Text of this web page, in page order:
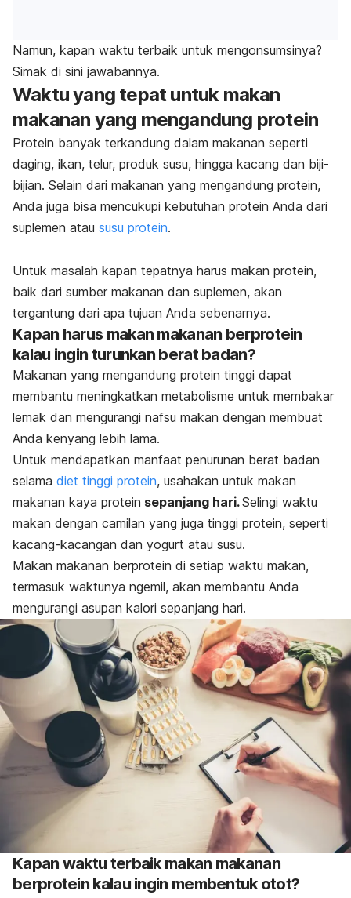
Namun, kapan waktu terbaik untuk mengonsumsinya?
Simak di sini jawabannya.
Waktu yang tepat untuk makan
makanan yang mengandung protein
Protein banyak terkandung dalam makanan seperti
daging, ikan, telur, produk susu, hingga kacang dan biji-
bijian. Selain dari makanan yang mengandung protein,
Anda juga bisa mencukupi kebutuhan protein Anda dari
suplemen atau susu protein.
Untuk masalah kapan tepatnya harus makan protein,
baik dari sumber makanan dan suplemen, akan
tergantung dari apa tujuan Anda sebenarnya.
Kapan harus makan makanan berprotein
kalau ingin turunkan berat badan?
Makanan yang mengandung protein tinggi dapat
membantu meningkatkan metabolisme untuk membakar
lemak dan mengurangi nafsu makan dengan membuat
Anda kenyang lebih lama.
Untuk mendapatkan manfaat penurunan berat badan
selama diet tinggi protein, usahakan untuk makan
makanan kaya protein sepanjang hari.Selingi waktu
makan dengan camilan yang juga tinggi protein, seperti
kacang-kacangan dan yogurt atau susu.
Makan makanan berprotein di setiap waktu makan,
termasuk waktunya ngemil, akan membantu Anda
mengurangi asupan kalori sepanjang hari.
Kapan waktu terbaik makan makanan
berprotein kalau ingin membentuk otot?